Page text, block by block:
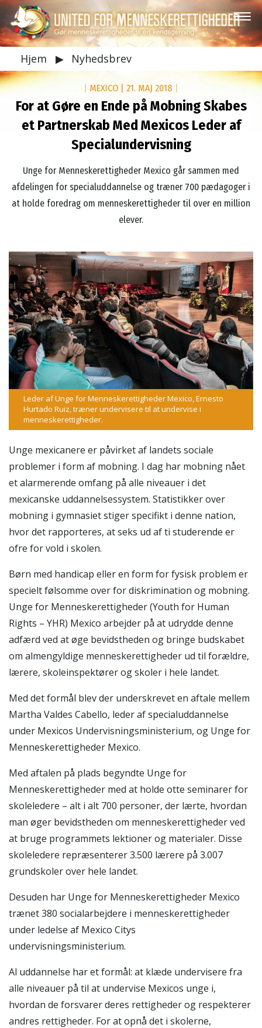
Hjem ▶ Nyhedsbrev
MEXICO 21. MAJ 2018
For at Gøre en Ende på Mobning Skabes
et Partnerskab Med Mexicos Leder af
Specialundervisning
Unge for Menneskerettigheder Mexico går sammen med
afdelingen for specialuddannelse og træner 700 pædagoger i
at holde foredrag om menneskerettigheder til over en million
elever.
Leder af Unge for Menneskerettigheder Mexico, Ernesto
Hurtado Ruiz, træner undervisere til at undervise i
menneskerettigheder.
Unge mexicanere er påvirket af landets sociale
problemer i form af mobning. I dag har mobning nået
et alarmerende omfang på alle niveauer i det
mexicanske uddannelsessystem. Statistikker over
mobning i gymnasiet stiger specifikt i denne nation,
hvor det rapporteres, at seks ud af ti studerende er
ofre for vold i skolen.
Børn med handicap eller en form for fysisk problem er
specielt følsomme over for diskrimination og mobning.
Unge for Menneskerettigheder (Youth for Human
Rights – YHR) Mexico arbejder på at udrydde denne
adfærd ved at øge bevidstheden og bringe budskabet
om almengyldige menneskerettigheder ud til forældre,
lærere, skoleinspektører og skoler i hele landet.
Med det formål blev der underskrevet en aftale mellem
Martha Valdes Cabello, leder af specialuddannelse
under Mexicos Undervisningsministerium, og Unge for
Menneskerettigheder Mexico.
Med aftalen på plads begyndte Unge for
Menneskerettigheder med at holde otte seminarer for
skoleledere – alt i alt 700 personer, der lærte, hvordan
man øger bevidstheden om menneskerettigheder ved
at bruge programmets lektioner og materialer. Disse
skoleledere repræsenterer 3.500 lærere på 3.007
grundskoler over hele landet.
Desuden har Unge for Menneskerettigheder Mexico
trænet 380 socialarbejdere i menneskerettigheder
under ledelse af Mexico Citys
undervisningsministerium.
Al uddannelse har et formål: at klæde undervisere fra
alle niveauer på til at undervise Mexicos unge i,
hvordan de forsvarer deres rettigheder og respekterer
andres rettigheder. For at opnå det i skolerne,